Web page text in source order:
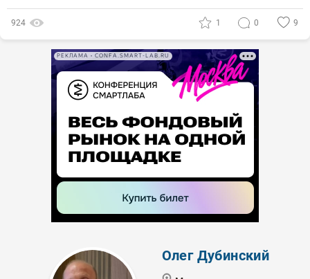
924 1 0 9
РЕКЛАМА • CONFA.SMART-LAB.RU
Олег Дубинский